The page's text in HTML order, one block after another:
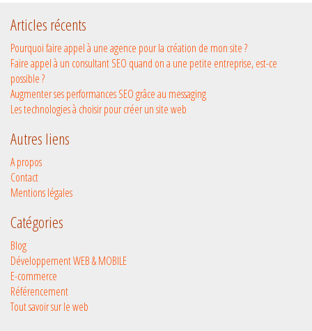
recrute :
les
métiers
de
l’internet
Articles récents
Pourquoi faire appel à une agence pour la création de mon site ?
Faire appel à un consultant SEO quand on a une petite entreprise, est-ce
possible ?
Augmenter ses performances SEO grâce au messaging
Les technologies à choisir pour créer un site web
Autres liens
A propos
Contact
Mentions légales
Catégories
Blog
Développement WEB & MOBILE
E-commerce
Référencement
Tout savoir sur le web